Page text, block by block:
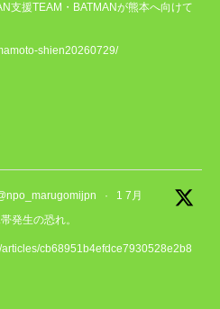
支援TEAM・BATMANが熊本へ向けて
shien20260729/
·
1 7月
発生の恐れ。
articles/cb68951b4efdce7930528e2b8